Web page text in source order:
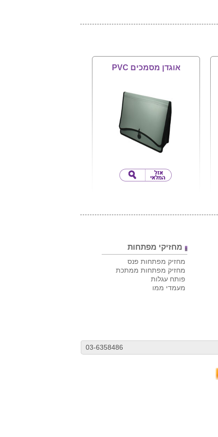
אוגדן מסמכים PVC
מחזיקי מפתחות
מחזיק מפתחות פנס
מחזיק מפתחות ממתכת
פותח עגלות
מעמדי ממו
03-6358486